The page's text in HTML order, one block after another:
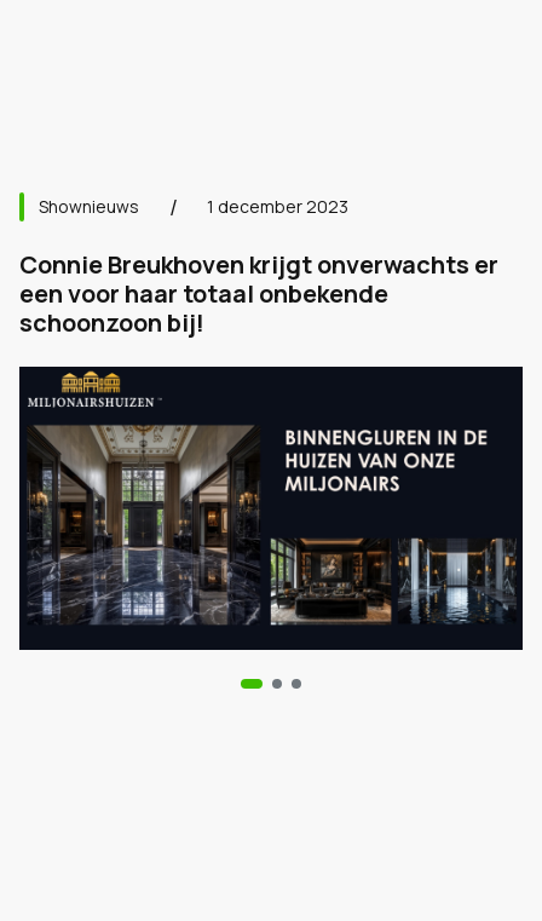
Shownieuws 1 december 2023
Connie Breukhoven krijgt onverwachts er
een voor haar totaal onbekende
schoonzoon bij!